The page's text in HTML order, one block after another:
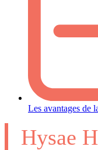
Les avantages de
Hysae